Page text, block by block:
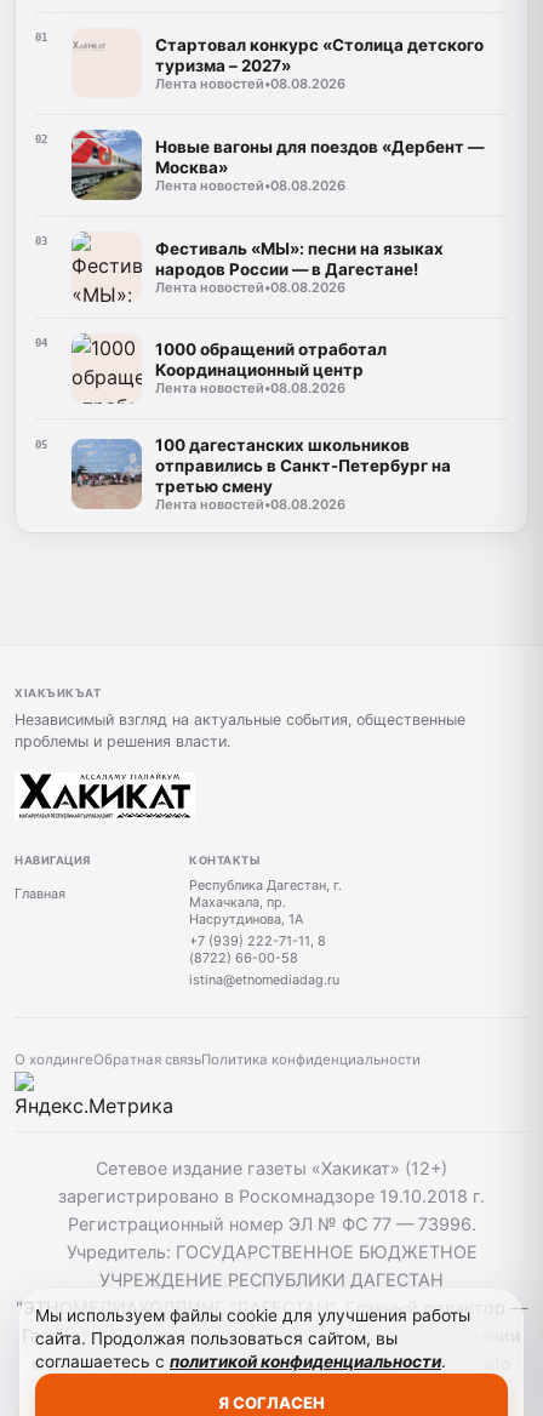
01
Стартовал конкурс «Столица детского
туризма – 2027»
Лента новостей•08.08.2026
02
Новые вагоны для поездов «Дербент —
Москва»
Лента новостей•08.08.2026
03
Фестиваль «МЫ»: песни на языках
народов России — в Дагестане!
Лента новостей•08.08.2026
04
1000 обращений отработал
Координационный центр
Лента новостей•08.08.2026
05
100 дагестанских школьников
отправились в Санкт-Петербург на
третью смену
Лента новостей•08.08.2026
ХIАКЪИКЪАТ
Независимый взгляд на актуальные события, общественные
проблемы и решения власти.
НАВИГАЦИЯ
Главная
КОНТАКТЫ
Республика Дагестан, г.
Махачкала, пр.
Насрутдинова, 1А
+7 (939) 222-71-11, 8
(8722) 66-00-58
istina@etnomediadag.ru
О холдингеОбратная связьПолитика конфиденциальности
Сетевое издание газеты «Хакикат» (12+)
зарегистрировано в Роскомнадзоре 19.10.2018 г.
Регистрационный номер ЭЛ № ФС 77 — 73996.
Учредитель: ГОСУДАРСТВЕННОЕ БЮДЖЕТНОЕ
УЧРЕЖДЕНИЕ РЕСПУБЛИКИ ДАГЕСТАН
"ЭТНОМЕДИАХОЛДИНГ "ДАГЕСТАН". Главный редактор —
Гасанов Т. М. Телефон: +79392227111. При использовании
материалов сайта активная гиперссылка на hakikat.info
Мы используем файлы cookie для улучшения работы
сайта. Продолжая пользоваться сайтом, вы
соглашаетесь с политикой конфиденциальности.
Я СОГЛАСЕН